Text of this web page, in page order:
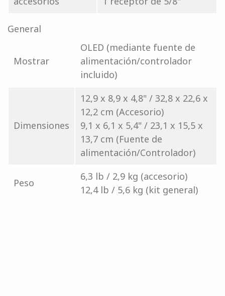
General
Mostrar
OLED (mediante fuente de
alimentación/controlador
incluido)
Dimensiones
12,9 x 8,9 x 4,8" / 32,8 x 22,6 x
12,2 cm (Accesorio)
9,1 x 6,1 x 5,4" / 23,1 x 15,5 x
13,7 cm (Fuente de
alimentación/Controlador)
Peso
6,3 lb / 2,9 kg (accesorio)
12,4 lb / 5,6 kg (kit general)